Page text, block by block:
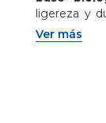
ligereza y
agua de
Illuminator
convierten
deportivos
Ver más